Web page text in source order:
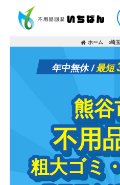
ホーム 埼
年中無休 /最短
熊
熊
不用
不用
粗大ゴミ
粗大ゴミ